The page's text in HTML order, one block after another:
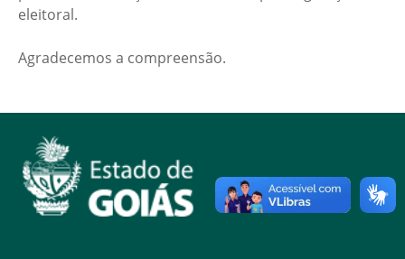
eleitoral.
Agradecemos a compreensão.